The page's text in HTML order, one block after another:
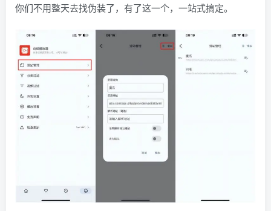
你们不用整天去找伪装了，有了这一个，一站式搞定。